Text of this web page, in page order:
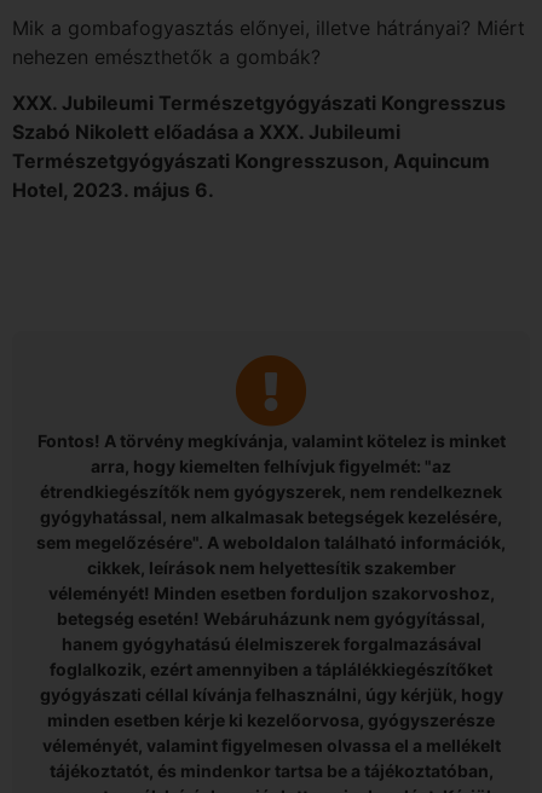
Mik a gombafogyasztás előnyei, illetve hátrányai? Miért
nehezen emészthetők a gombák?
XXX. Jubileumi Természetgyógyászati Kongresszus
Szabó Nikolett előadása a XXX. Jubileumi
Természetgyógyászati Kongresszuson, Aquincum
Hotel, 2023. május 6.
Fontos! A törvény megkívánja, valamint kötelez is minket
arra, hogy kiemelten felhívjuk figyelmét: "az
étrendkiegészítők nem gyógyszerek, nem rendelkeznek
gyógyhatással, nem alkalmasak betegségek kezelésére,
sem megelőzésére". A weboldalon található információk,
cikkek, leírások nem helyettesítik szakember
véleményét! Minden esetben forduljon szakorvoshoz,
betegség esetén! Webáruházunk nem gyógyítással,
hanem gyógyhatású élelmiszerek forgalmazásával
foglalkozik, ezért amennyiben a táplálékkiegészítőket
gyógyászati céllal kívánja felhasználni, úgy kérjük, hogy
minden esetben kérje ki kezelőorvosa, gyógyszerésze
véleményét, valamint figyelmesen olvassa el a mellékelt
tájékoztatót, és mindenkor tartsa be a tájékoztatóban,